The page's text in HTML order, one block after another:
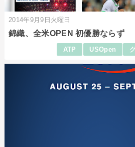
2014年9月9日火曜日
錦織、全米OPEN 初優勝ならず
ATP USOpen